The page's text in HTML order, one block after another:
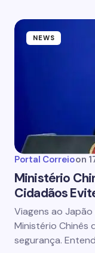
NEWS
Portal Correioon
Ministério
Cidadãos
Viagens ao
Ministério Chinês
segurança.